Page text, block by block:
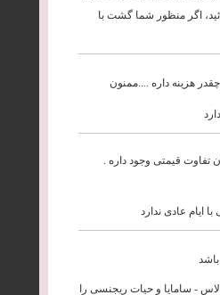
اگر منظور شما گشت با
تفاوت قیمتی وجود داره .
ایام عادی ندارد
پالاس - سامایا و حیات ریجنسی را